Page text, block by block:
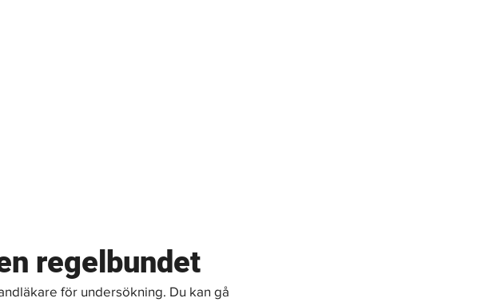
regelbundet
för undersökning. Du kan gå